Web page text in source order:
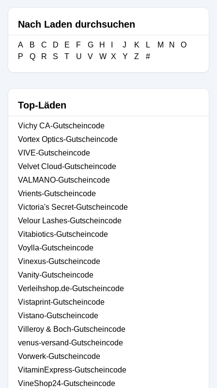
Nach Laden durchsuchen
A B C D E F G H J K L M N
O
P
Q R S T U V W X Y Z #
Top-Läden
Vichy CA-Gutscheincode
Vortex Optics-Gutscheincode
VIVE-Gutscheincode
Velvet Cloud-Gutscheincode
VALMANO-Gutscheincode
Vrients-Gutscheincode
Victoria's Secret-Gutscheincode
Velour Lashes-Gutscheincode
Vitabiotics-Gutscheincode
Voylla-Gutscheincode
Vinexus-Gutscheincode
Vanity-Gutscheincode
Verleihshop.de-Gutscheincode
Vistaprint-Gutscheincode
Vistano-Gutscheincode
Villeroy & Boch-Gutscheincode
venus-versand-Gutscheincode
Vorwerk-Gutscheincode
VitaminExpress-Gutscheincode
VineShop24-Gutscheincode